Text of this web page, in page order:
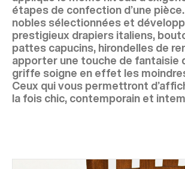
étapes de confection d’une
nobles sélectionnées et
prestigieux drapiers italiens,
pattes capucins, hirondelles de
apporter une touche de fantaisie
griffe soigne en effet les
Ceux qui vous permettront
la fois chic, contemporain et